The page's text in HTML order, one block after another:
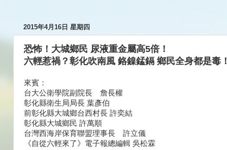
2015年4月16日 星期四
恐怖！大城鄉民 尿液重金屬高5倍！
六輕惹禍？彰化吹南風 鉻鎳錳鎘 鄉民全身都是毒！
來賓：
台大公衛學院副院長 詹長權
彰化縣衛生局局長 葉彥伯
前彰化縣大城鄉台西村長 許奕結
彰化縣大城鄉民 許萬順
台灣西海岸保育聯盟理事長 許立儀
《自從六輕來了》電子報總編輯 吳松霖